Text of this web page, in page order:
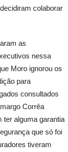
colaborar
as
nessa
Moro ignorou os
para
consultados
Corrêa
ter alguma garantia
que só foi
tiveram